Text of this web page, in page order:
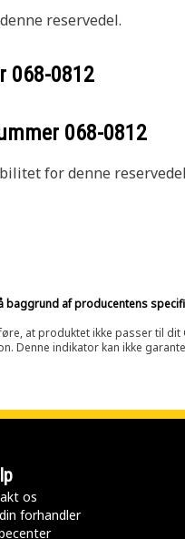
reservedel.
068-0812
068-0812
for denne
baggrund af producentens
at produktet ikke passer til
Denne indikator kan ikke
os
forhandler